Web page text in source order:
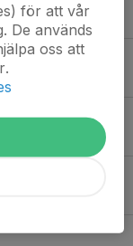
för att vår
De används
oss att